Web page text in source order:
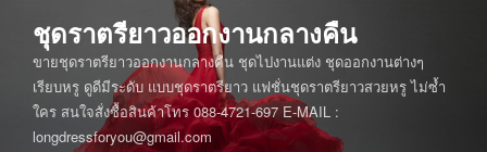
บทความ
ชุดราตรียาวออกงานกลางคืน
ขายชุดราตรียาวออกงานกลางคืน ชุดไปงานแต่ง ชุดออกงานต่างๆ
เรียบหรู ดูดีมีระดับ แบบชุดราตรียาว แฟชั่นชุดราตรียาวสวยหรู ไม่ซ้ำ
ใคร สนใจสั่งซื้อสินค้าโทร 088-4721-697 E-MAIL :
longdressforyou@gmail.com